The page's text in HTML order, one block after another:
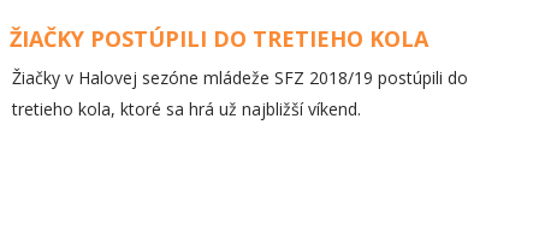
ŽIAČKY POSTÚPILI DO TRETIEHO KOLA
Žiačky v Halovej sezóne mládeže SFZ 2018/19 postúpili do
tretieho kola, ktoré sa hrá už najbližší víkend.